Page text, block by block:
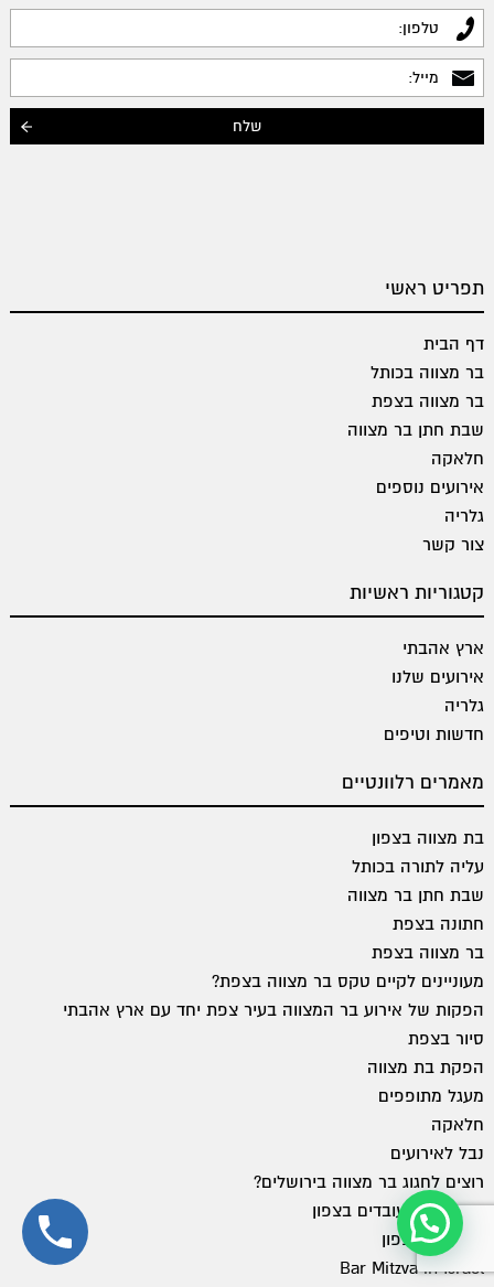
תפריט ראשי
דף הבית
בר מצווה בכותל
בר מצווה בצפת
שבת חתן בר מצווה
חלאקה
אירועים נוספים
גלריה
צור קשר
קטגוריות ראשיות
ארץ אהבתי
אירועים שלנו
גלריה
חדשות וטיפים
מאמרים רלוונטיים
בת מצווה בצפון
עליה לתורה בכותל
שבת חתן בר מצווה
חתונה בצפת
בר מצווה בצפת
מעוניינים לקיים טקס בר מצווה בצפת?
הפקות של אירוע בר המצווה בעיר צפת יחד עם ארץ אהבתי
סיור בצפת
הפקת בת מצווה
מעגל מתופפים
חלאקה
נבל לאירועים
רוצים לחגוג בר מצווה בירושלים?
יום גיבוש לעובדים בצפון
קייטרינג בצפון
Bar Mitzva in Israel